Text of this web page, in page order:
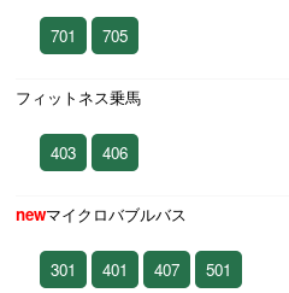
701 705
フィットネス乗馬
403 406
newマイクロバブルバス
301 401 407 501